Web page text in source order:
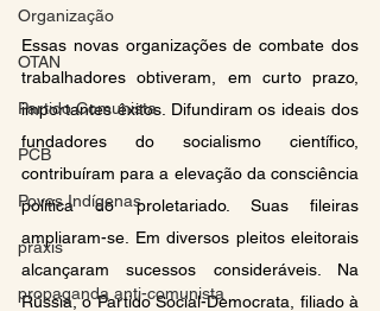
Organização
OTAN
Partido Comunista
PCB
Povos Indígenas
práxis
propaganda anti-comunista
Essas novas organizações de combate dos
trabalhadores obtiveram, em curto prazo,
importantes êxitos. Difundiram os ideais dos
fundadores do socialismo científico,
contribuíram para a elevação da consciência
política do proletariado. Suas fileiras
ampliaram-se. Em diversos pleitos eleitorais
alcançaram sucessos consideráveis. Na